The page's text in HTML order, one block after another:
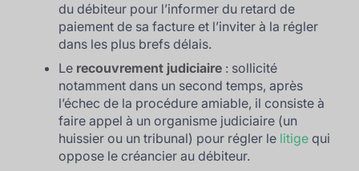
du débiteur pour l’informer du retard de
paiement de sa facture et l’inviter à la régler
dans les plus brefs délais.
Le recouvrement judiciaire : sollicité
notamment dans un second temps, après
l’échec de la procédure amiable, il consiste à
faire appel à un organisme judiciaire (un
huissier ou un tribunal) pour régler le litigequi
oppose le créancier au débiteur.